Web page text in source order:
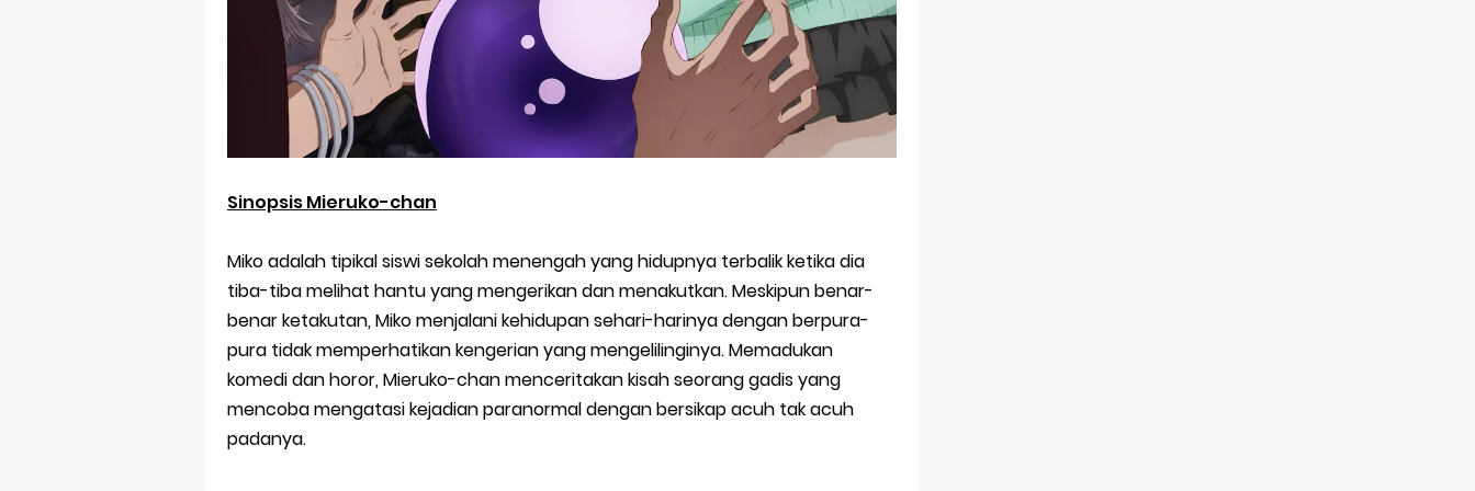
Sinopsis Mieruko-chan
Miko adalah tipikal siswi sekolah menengah yang hidupnya terbalik ketika dia
tiba-tiba melihat hantu yang mengerikan dan menakutkan. Meskipun benar-
benar ketakutan, Miko menjalani kehidupan sehari-harinya dengan berpura-
pura tidak memperhatikan kengerian yang mengelilinginya. Memadukan
komedi dan horor, Mieruko-chan menceritakan kisah seorang gadis yang
mencoba mengatasi kejadian paranormal dengan bersikap acuh tak acuh
padanya.